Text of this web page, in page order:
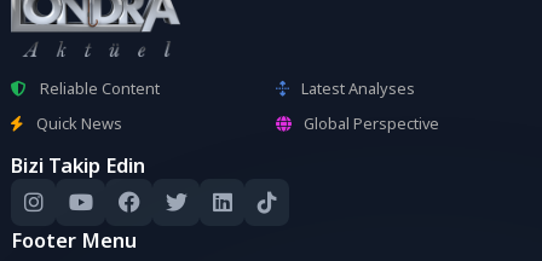
Reliable Content
Latest Analyses
Quick News
Global Perspective
Bizi Takip Edin
Footer Menu